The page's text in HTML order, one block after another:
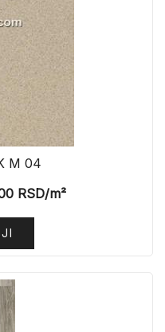
M 04
RSD/m²